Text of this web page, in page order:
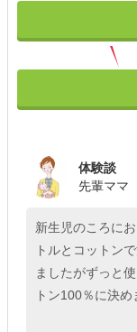
体験談
先輩ママ
新生児のころに
トルとコットン
ましたがずっと
トン100％に決め